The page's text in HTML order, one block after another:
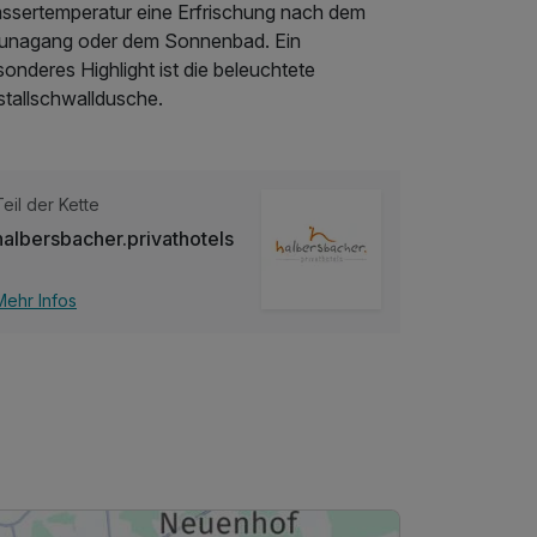
eine Erfrischung nach dem
oder dem Sonnenbad. Ein
Highlight ist die beleuchtete
der Kette
Infos